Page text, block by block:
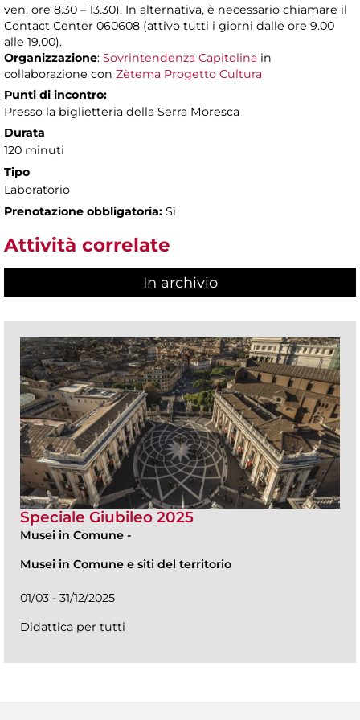
ven. ore 8.30 – 13.30). In alternativa, è necessario chiamare il
Contact Center 060608 (attivo tutti i giorni dalle ore 9.00
alle 19.00).
Organizzazione: Sovrintendenza Capitolina in
collaborazione con Zètema Progetto Cultura
Punti di incontro:
Presso la biglietteria della Serra Moresca
Durata
120 minuti
Tipo
Laboratorio
Prenotazione obbligatoria: Sì
Attività correlate
In archivio
Speciale Giubileo 2025
Musei in Comune -
Musei in Comune e siti del territorio
01/03 - 31/12/2025
Didattica per tutti